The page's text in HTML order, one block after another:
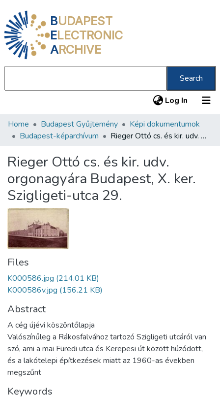
BUDAPEST
ELECTRONIC
ARCHIVE
Search
Log In (current)
Communities & Collections
Statistics
About us
Home Budapest Gyűjtemény
Képi dokumentumok
Budapest-képarchívum
Rieger Ottó cs. és kir. udv. orgonagyára Budapest, X. ker. Szigligeti-utca 29.
Rieger Ottó cs. és kir. udv.
orgonagyára Budapest, X. ker.
Szigligeti-utca 29.
Files
K000586.jpg (214.01 KB)
K000586v.jpg (156.21 KB)
Abstract
A cég újévi köszöntőlapja
Valószínűleg a Rákosfalvához tartozó Szigligeti utcáról van
szó, ami a mai Füredi utca és Kerepesi út között húzódott,
és a lakótelepi építkezések miatt az 1960-as években
megszűnt
Keywords